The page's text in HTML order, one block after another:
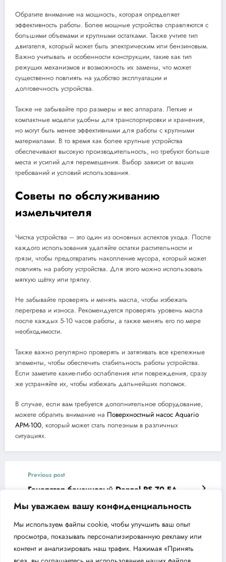
Мы уважаем вашу конфиденциальность
Мы используем файлы cookie, чтобы улучшить ваш опыт
просмотра, показывать персонализированную рекламу или
контент и анализировать наш трафик. Нажимая «Принять
Обратите внимание на мощность, которая определяет
эффективность работы. Более мощные устройства справляются с
большими объемами и крупными остатками. Также учтите тип
двигателя, который может быть электрическим или бензиновым.
Важно учитывать и особенности конструкции, такие как тип
режущих механизмов и возможность их замены, что может
существенно повлиять на удобство эксплуатации и
долговечность устройства.
Также не забывайте про размеры и вес аппарата. Легкие и
компактные модели удобны для транспортировки и хранения,
но могут быть менее эффективными для работы с крупными
материалами. В то время как более крупные устройства
обеспечивают высокую производительность, но требуют больше
места и усилий для перемещения. Выбор зависит от ваших
требований и условий использования.
Советы по обслуживанию
измельчителя
Чистка устройства – это один из основных аспектов ухода. После
каждого использования удаляйте остатки растительности и
грязи, чтобы предотвратить накопление мусора, который может
повлиять на работу устройства. Для этого можно использовать
мягкую щётку или тряпку.
Не забывайте проверять и менять масла, чтобы избежать
перегрева и износа. Рекомендуется проверять уровень масла
после каждых 5-10 часов работы, а также менять его по мере
необходимости.
Также важно регулярно проверять и затягивать все крепежные
элементы, чтобы обеспечить стабильность работы устройства.
Если заметите какие-либо ослабления или повреждения, сразу
же устраняйте их, чтобы избежать дальнейших поломок.
В случае, если вам требуется дополнительное оборудование,
можете обратить внимание на Поверхностный насос Aquario
APM-100, который может стать полезным в различных
ситуациях.
Previous post
Генератор бензиновый Denzel PS 70 EA
Виброплита бензиновая CHAMPION
PC6036F характеристики и преимущества